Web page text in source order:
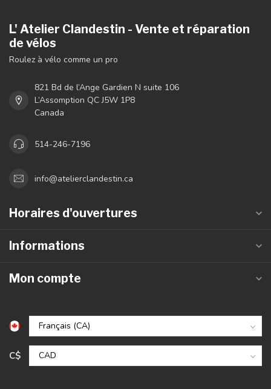
L' Atelier Clandestin - Vente et réparation
de vélos
Roulez à vélo comme un pro
821 Bd de l’Ange Gardien N suite 106
L’Assomption QC J5W 1P8
Canada
514-246-7196
info@atelierclandestin.ca
Horaires d'ouvertures
Informations
Mon compte
C$